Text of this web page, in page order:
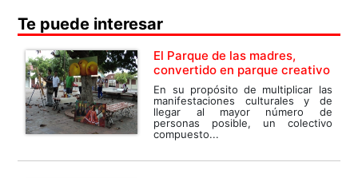
Te puede interesar
El Parque de las madres,
convertido en parque creativo
En su propósito de multiplicar las
manifestaciones culturales y de
llegar al mayor número de
personas posible, un colectivo
compuesto...